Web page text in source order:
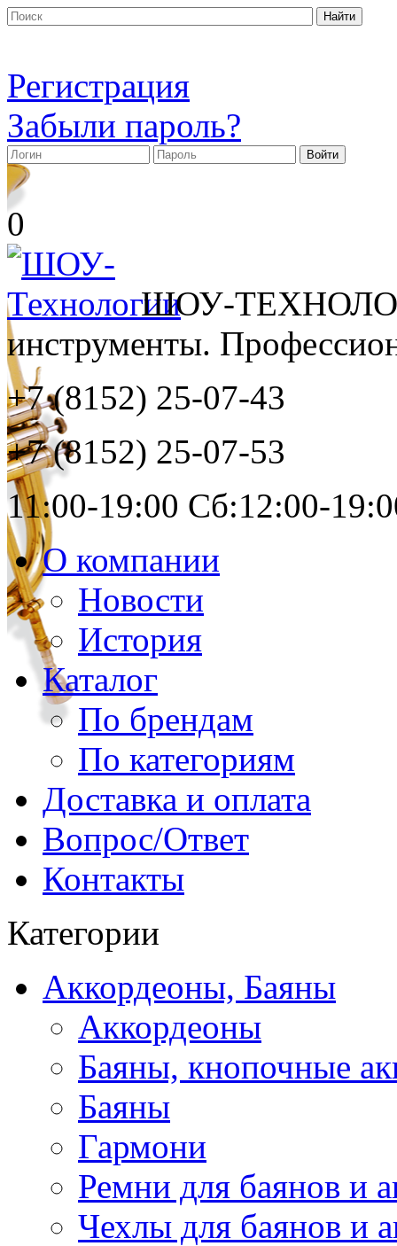
Регистрация
Забыли пароль?
0
ШОУ-
инструменты.
+7 (8152) 25-07-43
+7 (8152) 25-07-53
11:00-19:00 Сб:12:00-
О компании
Новости
История
Каталог
По брендам
По категориям
Доставка и оплата
Вопрос/Ответ
Контакты
Категории
Аккордеоны, Баяны
Аккордеоны
Баяны, кнопочные
Баяны
Гармони
Ремни для баянов и
Чехлы для баянов и